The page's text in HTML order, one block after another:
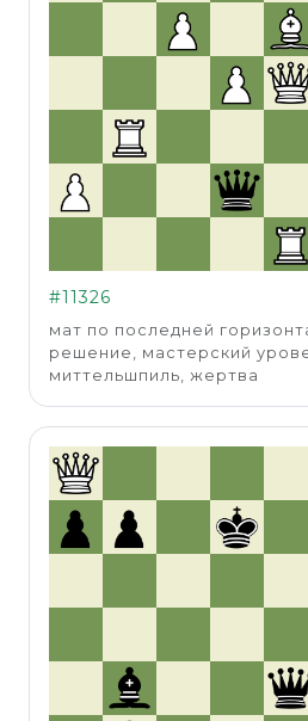
#11326
мат по последней
решение, мастерский
миттельшпиль, жертва